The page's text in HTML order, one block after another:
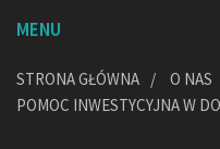
MENU
STRONA GŁÓWNA O NAS
POMOC INWESTYCYJNA W